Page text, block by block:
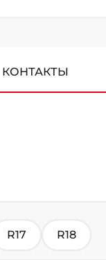
КОНТАКТЫ
R17 R18